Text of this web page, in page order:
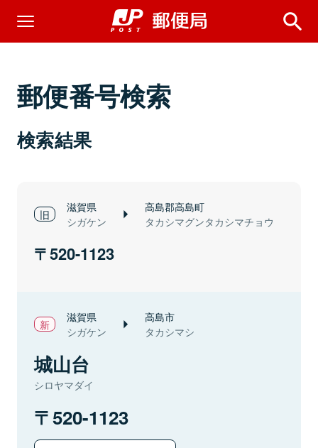
郵便番号検索
検索結果
滋賀県
シガケン
高島郡高島町
タカシマグンタカシマチョウ
520-1123
滋賀県
シガケン
高島市
タカシマシ
城山台
シロヤマダイ
520-1123